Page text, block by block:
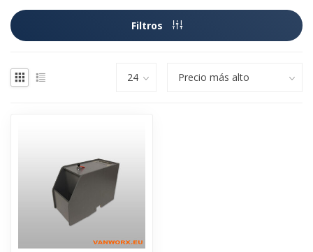
Filtros